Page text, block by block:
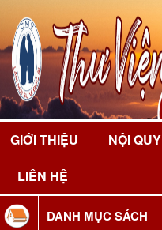
GIỚI THIỆU NỘI QUY
LIÊN HỆ
DANH MỤC SÁCH